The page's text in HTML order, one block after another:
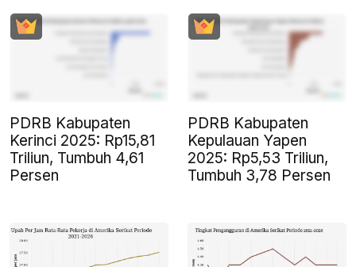
PDRB Kabupaten
Kerinci 2025: Rp15,81
Triliun, Tumbuh 4,61
Persen
PDRB Kabupaten
Kepulauan Yapen
2025: Rp5,53 Triliun,
Tumbuh 3,78 Persen